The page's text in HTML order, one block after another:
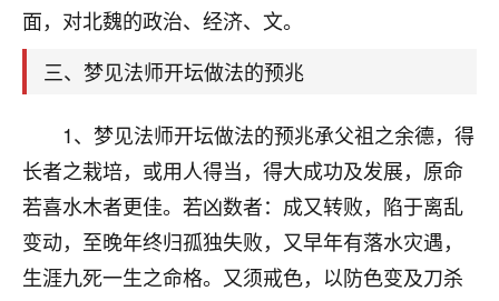
面，对北魏的政治、经济、文。
三、梦见法师开坛做法的预兆
1、梦见法师开坛做法的预兆承父祖之余德，得
长者之栽培，或用人得当，得大成功及发展，原命
若喜水木者更佳。若凶数者：成又转败，陷于离乱
变动，至晚年终归孤独失败，又早年有落水灾遇，
生涯九死一生之命格。又须戒色，以防色变及刀杀
鹿森：你可以找老师看看，人有时不服命不行
太阳当空赵：我也做餐饮的，生意不算大，但
址、风水、还有开业日子，哪哪都看了，虽然
大环境不好，但是我家生意还可以，前几天又
刚找老师做了补财库，希望财运更好一点！
2小时前 来自海南
梦醒时分